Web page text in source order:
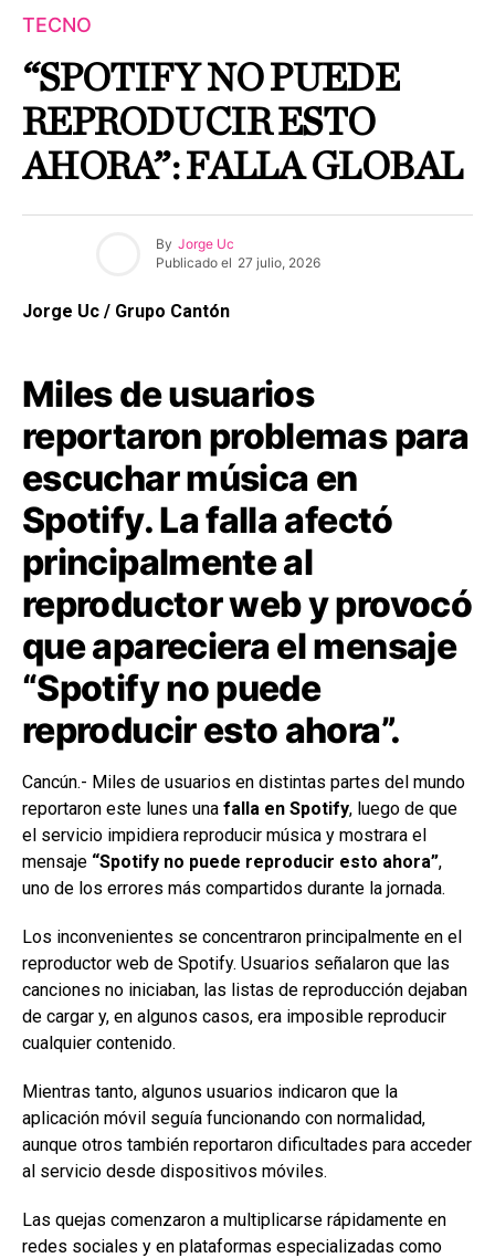
TECNO
“SPOTIFY NO PUEDE
REPRODUCIR ESTO
AHORA”: FALLA GLOBAL
By Jorge Uc
Publicado el 27 julio, 2026
Jorge Uc / Grupo Cantón
Miles de usuarios
reportaron problemas para
escuchar música en
Spotify. La falla afectó
principalmente al
reproductor web y provocó
que apareciera el mensaje
“Spotify no puede
reproducir esto ahora”.
Cancún.- Miles de usuarios en distintas partes del mundo
reportaron este lunes una falla en Spotify, luego de que
el servicio impidiera reproducir música y mostrara el
mensaje “Spotify no puede reproducir esto ahora”,
uno de los errores más compartidos durante la jornada.
Los inconvenientes se concentraron principalmente en el
reproductor web de Spotify. Usuarios señalaron que las
canciones no iniciaban, las listas de reproducción dejaban
de cargar y, en algunos casos, era imposible reproducir
cualquier contenido.
Mientras tanto, algunos usuarios indicaron que la
aplicación móvil seguía funcionando con normalidad,
aunque otros también reportaron dificultades para acceder
al servicio desde dispositivos móviles.
Las quejas comenzaron a multiplicarse rápidamente en
redes sociales y en plataformas especializadas como